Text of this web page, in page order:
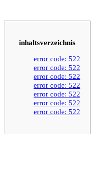
inhaltsverzeichnis
error code: 522
error code: 522
error code: 522
error code: 522
error code: 522
error code: 522
error code: 522